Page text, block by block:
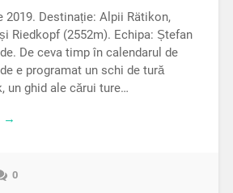
2019. Destinație: Alpii Rätikon,
Riedkopf (2552m). Echipa: Ștefan
De ceva timp în calendarul de
e programat un schi de tură
un ghid ale cărui ture…
→
0